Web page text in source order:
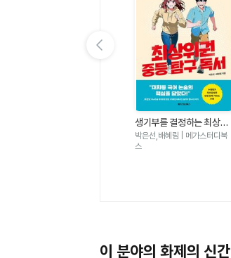
생기부를 결정하는 최상위
권 중등 탐구 독서 - 대치동
필독서 50
박은선,배혜림 | 메가스터디북
스
이 분야의 화제의 신간